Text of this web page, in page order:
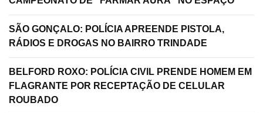
SÃO GONÇALO: POLÍCIA APREENDE PISTOLA,
RÁDIOS E DROGAS NO BAIRRO TRINDADE
BELFORD ROXO: POLÍCIA CIVIL PRENDE HOMEM EM
FLAGRANTE POR RECEPTAÇÃO DE CELULAR
ROUBADO